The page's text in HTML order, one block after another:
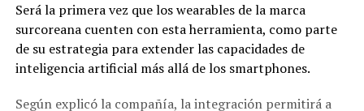
Será la primera vez que los wearables de la marca
surcoreana cuenten con esta herramienta, como parte
de su estrategia para extender las capacidades de
inteligencia artificial más allá de los smartphones.
Según explicó la compañía, la integración permitirá a